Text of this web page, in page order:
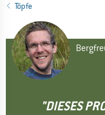
Töpfe
"DIESES